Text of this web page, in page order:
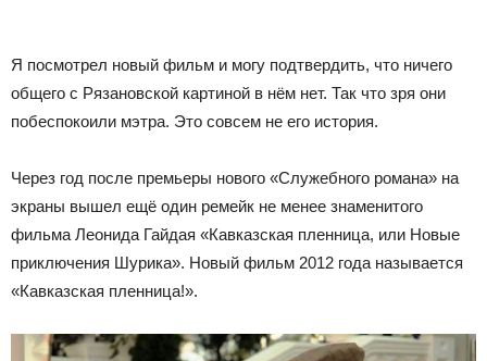
Я посмотрел новый фильм и могу подтвердить, что ничего
общего с Рязановской картиной в нём нет. Так что зря они
побеспокоили мэтра. Это совсем не его история.
Через год после премьеры нового «Служебного романа» на
экраны вышел ещё один ремейк не менее знаменитого
фильма Леонида Гайдая «Кавказская пленница, или Новые
приключения Шурика». Новый фильм 2012 года называется
«Кавказская пленница!».